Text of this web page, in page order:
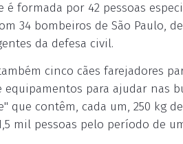
é formada por 42 pessoas
34 bombeiros de São Paulo,
da defesa civil.
cinco cães farejadores
para ajudar nas
que contêm, cada um, 250 kg
mil pessoas pelo período de